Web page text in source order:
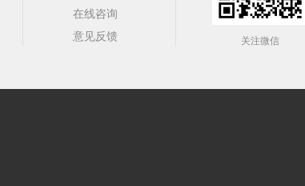
在线咨询
意见反馈
关注微信